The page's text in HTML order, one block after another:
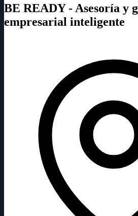
BE READY - Asesoría y
empresarial inteligente